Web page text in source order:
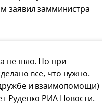
заявил замминистра
не шло. Но при
все, что нужно.
и взаимопомощи)
Руденко РИА Новости.